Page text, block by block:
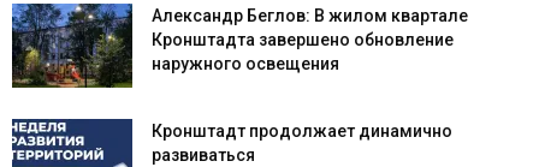
Александр Беглов: В жилом квартале
Кронштадта завершено обновление
наружного освещения
Кронштадт продолжает динамично
развиваться